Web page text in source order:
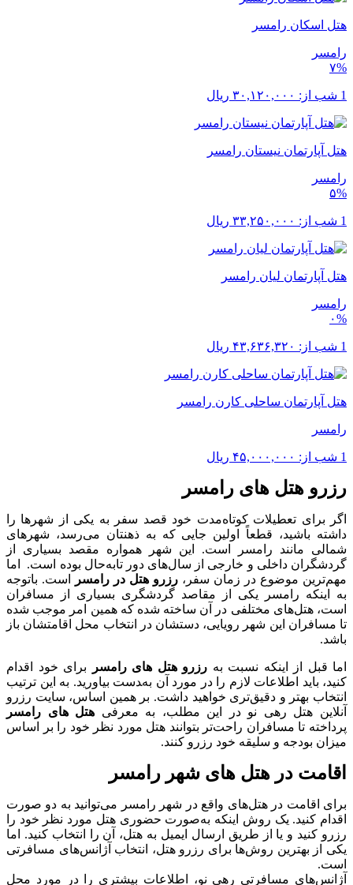
هتل اسکان رامسر
رامسر
۷%
1 شب از: ۳۰,۱۲۰,۰۰۰ ریال
هتل آپارتمان نیستان رامسر
رامسر
۵%
1 شب از: ۳۳,۲۵۰,۰۰۰ ریال
هتل آپارتمان لیان رامسر
رامسر
۰%
1 شب از: ۴۳,۶۳۶,۳۲۰ ریال
هتل آپارتمان ساحلی کارن رامسر
رامسر
1 شب از: ۴۵,۰۰۰,۰۰۰ ریال
رزرو هتل های رامسر
اگر برای تعطیلات کوتاه‌مدت خود قصد سفر به یکی از شهرها را
داشته باشید، قطعاً اولین جایی که به ذهنتان می‌رسد، شهرهای
شمالی مانند رامسر است. این شهر همواره مقصد بسیاری از
گردشگران داخلی و خارجی از سال‌های دور تابه‌حال بوده است. اما
مهم‌ترین موضوع در زمان سفر، رزرو هتل در رامسر
است. باتوجه
به اینکه رامسر یکی از مقاصد گردشگری بسیاری از مسافران
است، هتل‌های مختلفی در آن ساخته شده که همین امر موجب شده
تا مسافران این شهر رویایی، دستشان در انتخاب محل اقامتشان باز
باشد.
اما قبل از اینکه نسبت به رزرو هتل های رامسر برای خود اقدام
کنید، باید اطلاعات لازم را در مورد آن به‌‍دست بیاورید. به این ترتیب
انتخاب بهتر و دقیق‌تری خواهید داشت. بر همین اساس، سایت رزرو
آنلاین هتل رهی نو در این مطلب، به معرفی هتل های رامسر
پرداخته تا مسافران راحت‌تر بتوانند هتل مورد نظر خود را بر اساس
میزان بودجه و سلیقه خود رزرو کنند.
اقامت در هتل های شهر رامسر
برای اقامت در هتل‌های واقع در شهر رامسر می‌توانید به دو صورت
اقدام کنید. یک روش اینکه به‌صورت حضوری هتل مورد نظر خود را
رزرو کنید و یا از طریق ارسال ایمیل به هتل، آن را انتخاب کنید. اما
یکی از بهترین روش‌ها برای رزرو هتل، انتخاب آژانس‌های مسافرتی
است.
آژانس‌های مسافرتی رهی نو، اطلاعات بیشتری را در مورد محل